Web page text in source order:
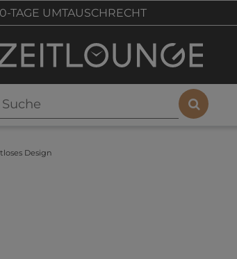
TAGE UMTAUSCHRECHT
Design